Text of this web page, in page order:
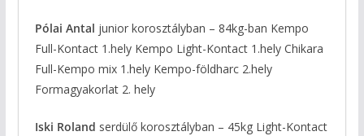
Pólai Antal junior korosztályban – 84kg-ban Kempo
Full-Kontact 1.hely Kempo Light-Kontact 1.hely Chikara
Full-Kempo mix 1.hely Kempo-földharc 2.hely
Formagyakorlat 2. hely
Iski Roland serdülő korosztályban – 45kg Light-Kontact